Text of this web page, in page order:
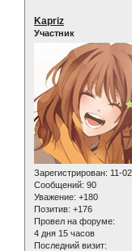
Kapriz
Участник
Зарегистрирован: 11-
Сообщений: 90
Уважение: +180
Позитив: +176
Провел на форуме:
4 дня 15 часов
Последний визит: